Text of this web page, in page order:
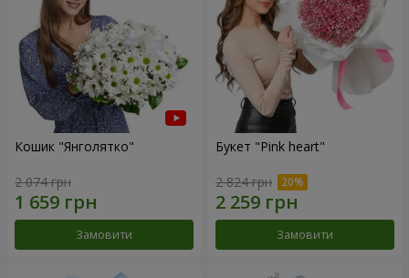
Кошик "Янголятко"
2 074 грн
Замовити
Букет "Pink heart"
2 824 грн
Замовити